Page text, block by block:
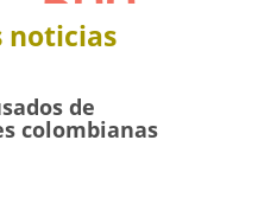
noticias
de
colombianas